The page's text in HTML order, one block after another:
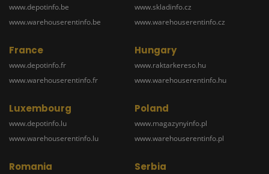
www.depotinfo.be
www.warehouserentinfo.be
www.skladinfo.cz
www.warehouserentinfo.cz
France
www.depotinfo.fr
www.warehouserentinfo.fr
Hungary
www.raktarkereso.hu
www.warehouserentinfo.hu
Luxembourg
www.depotinfo.lu
www.warehouserentinfo.lu
Poland
www.magazynyinfo.pl
www.warehouserentinfo.pl
Romania Serbia